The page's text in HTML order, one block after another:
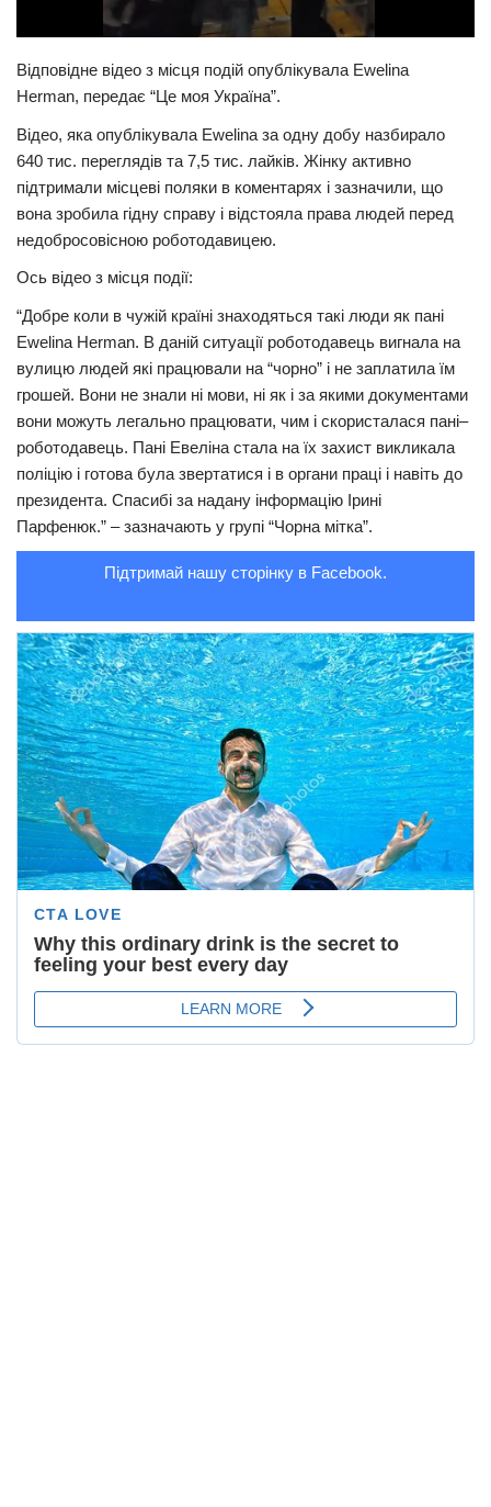
Суспільство
Культура
Шоу-біз
#Війна
Відповідне відео з місця подій опублікувала Ewelina
Herman, передає “Це моя Україна”.
Відео, яка опублікувала Ewelina за одну добу назбирало
640 тис. переглядів та 7,5 тис. лайків. Жінку активно
підтримали місцеві поляки в коментарях і зазначили, що
вона зробила гідну справу і відстояла права людей перед
недобросовісною роботодавицею.
Ось відео з місця події:
“Добре коли в чужій країні знаходяться такі люди як пані
Ewelina Herman. В даній ситуації роботодавець вигнала на
вулицю людей які працювали на “чорно” і не заплатила їм
грошей. Вони не знали ні мови, ні як і за якими документами
вони можуть легально працювати, чим і скористалася пані–
роботодавець. Пані Евеліна стала на їх захист викликала
поліцію і готова була звертатися і в органи праці і навіть до
президента. Спасибі за надану інформацію Ірині
Парфенюк.” – зазначають у групі “Чорна мітка”.
Підтримай нашу сторінку в Facebook.